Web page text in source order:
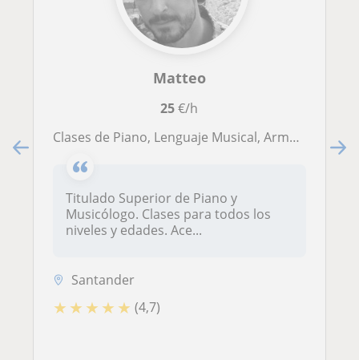
Matteo
25€/h
Clases de Piano, Lenguaje Musical, Armonía, Historia de la Música, Preparación pruebas acceso elemental, profesional y superior
Titulado Superior de Piano y
Musicólogo. Clases para todos los
niveles y edades. Ace...
Santander
★ ★ ★ ★ ★ (4,7)